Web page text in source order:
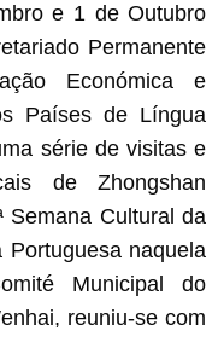
e 1 de Outubro
Permanente
Económica e
Países de Língua
série de visitas e
de Zhongshan
Semana Cultural da
naquela
Municipal do
reuniu-se com